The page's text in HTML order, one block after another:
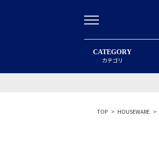
CATEGORY
カテゴリ
TOP > HOUSEWARE >